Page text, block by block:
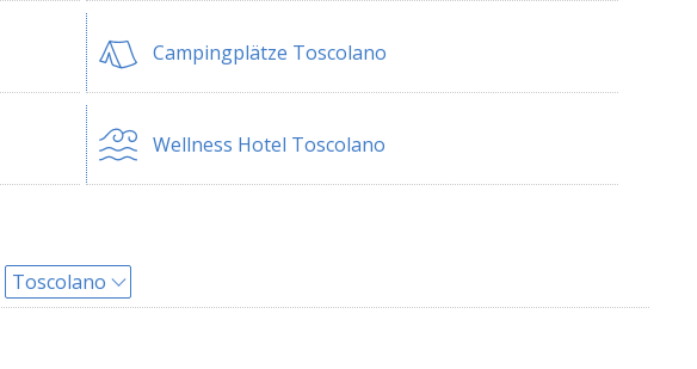
Campingplätze Toscolano
Wellness Hotel Toscolano
Toscolano